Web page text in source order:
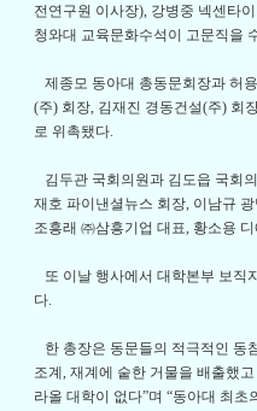
전연구원 이사장), 강병중 넥센타
청와대 교육문화수석이 고문직을
제종모 동아대 총동문회장과 허
(주) 회장, 김재진 경동건설(주) 회
로 위촉됐다.
김두관 국회의원과 김도읍 국회
재호 파이낸셜뉴스 회장, 이남규
조흥래 ㈜삼흥기업 대표, 황소용
또 이날 행사에서 대학본부 보직
다.
한 총장은 동문들의 적극적인 동
조계, 재계에 숱한 거물을 배출했
라올 대학이 없다”며 “동아대 최